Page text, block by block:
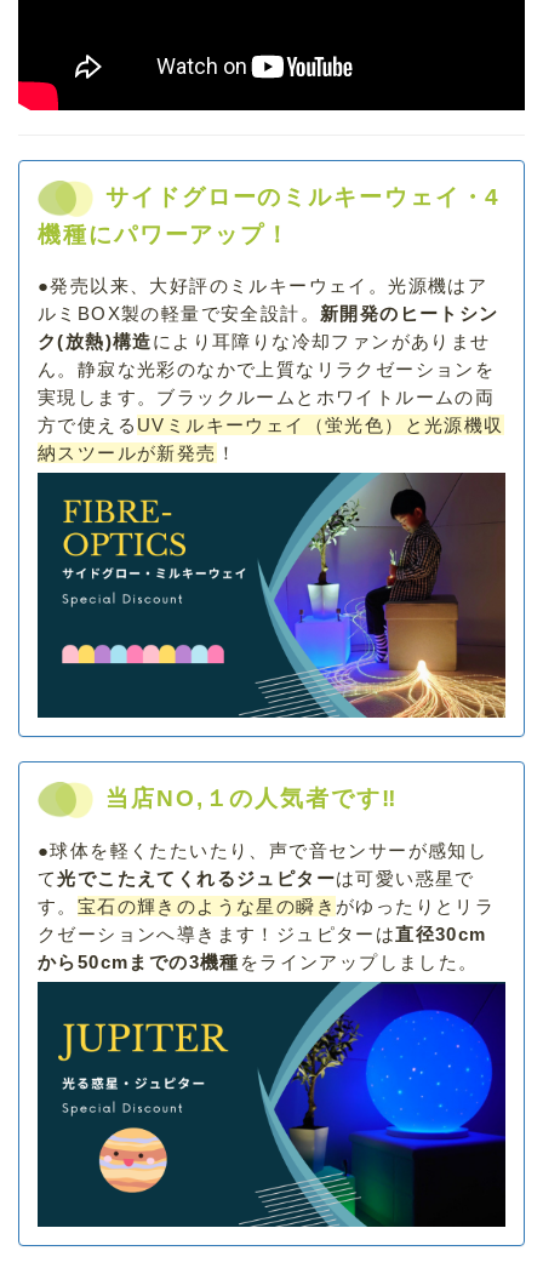
サイドグローのミルキーウェイ・4
機種にパワーアップ！
●発売以来、大好評のミルキーウェイ。光源機はア
ルミBOX製の軽量で安全設計。 新開発のヒートシン
ク(放熱)構造により耳障りな冷却ファンがありませ
ん。静寂な光彩のなかで上質なリラクゼーションを
実現します。ブラックルームとホワイトルームの両
方で使える UVミルキーウェイ（蛍光色）と光源機収
納スツールが新発売 ！
当店NO,１の人気者です‼
●球体を軽くたたいたり、声で音センサーが感知し
て光でこたえてくれるジュピターは可愛い惑星で
す。 宝石の輝きのような星の瞬き がゆったりとリラ
クゼーションへ導きます！ジュピターは直径30cm
から50cmまでの3機種 をラインアップしました。